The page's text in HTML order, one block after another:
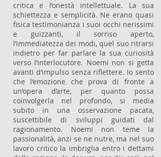
critica e l’onestà intellettuale. La sua
schiettezza e semplicità. Ne erano quasi
fisica testimonianza i suoi occhi nerissimi
e guizzanti, il sorriso aperto,
l’immediatezza dei modi, quel suo ritrarsi
indietro per far parlare la sua curiosità
verso l’interlocutore. Noemi non si getta
avanti d’impulso senza riflettere. Io sento
che l’emozione che prova di fronte a
un’opera d’arte, per quanto possa
coinvolgerla nel profondo, si media
subito in una osservazione pacata,
suscettibile di sviluppi guidati dal
ragionamento. Noemi non teme la
passionalità, anzi se ne nutre, ma nel suo
lavoro critico la imbriglia entro i dettami